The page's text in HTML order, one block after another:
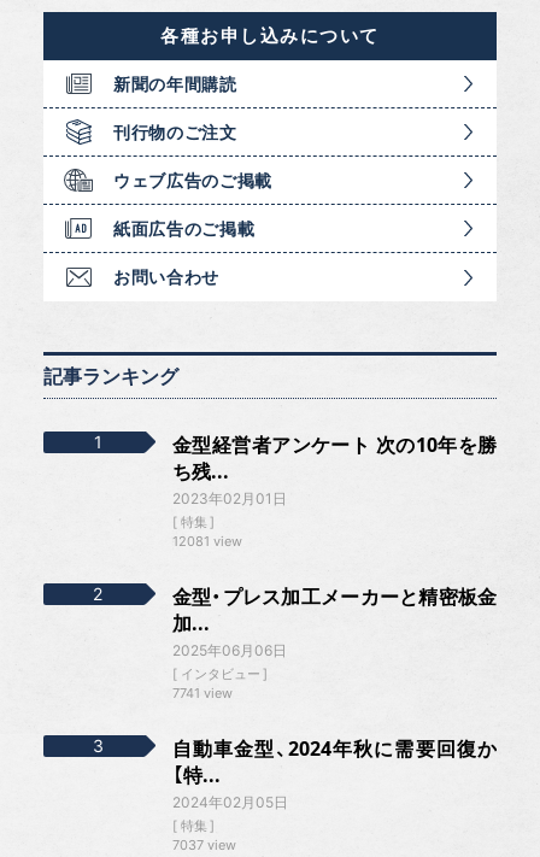
各種お申し込みについて
新聞の年間購読
刊行物のご注文
ウェブ広告のご掲載
紙面広告のご掲載
お問い合わせ
記事ランキング
金型経営者アンケート 次の10年を勝
ち残...
2023年02月01日
特集
12081 view
金型・プレス加工メーカーと精密板金
加...
2025年06月06日
インタビュー
7741 view
自動車金型、2024年秋に需要回復か
【特...
2024年02月05日
特集
7037 view